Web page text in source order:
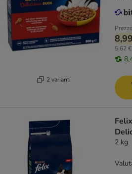
2 varianti
5,62
2 kg